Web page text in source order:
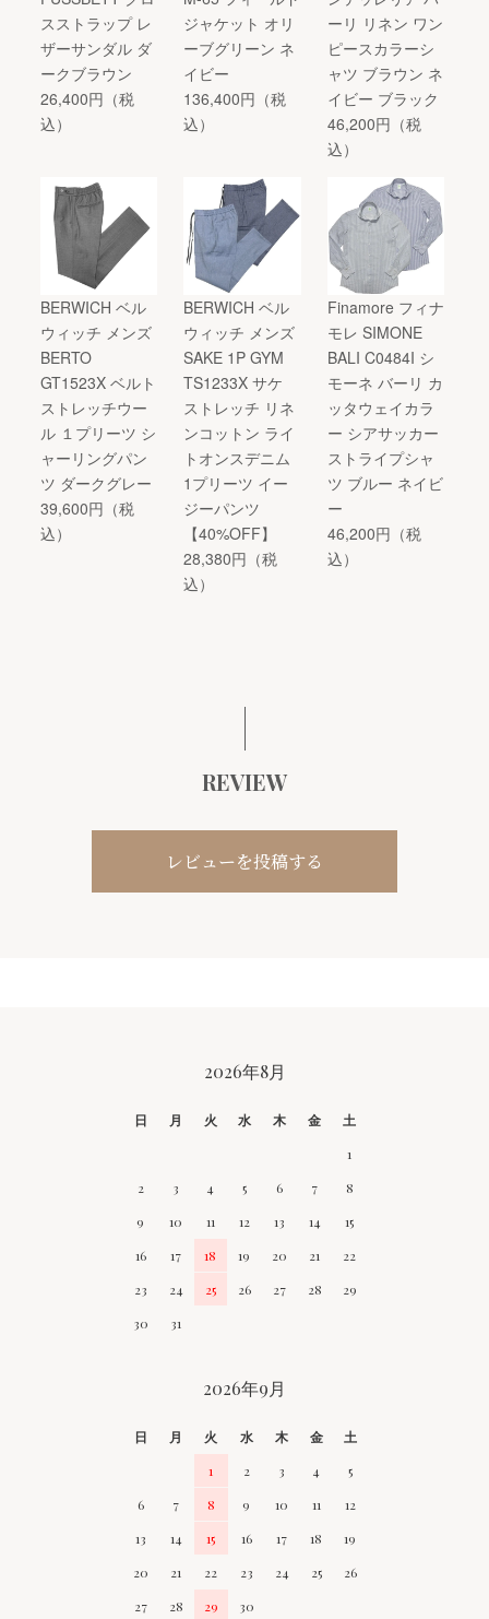
スストラップ レ
ザーサンダル ダ
ークブラウン
26,400円（税
込）
ジャケット オリ
ーブグリーン ネ
イビー
136,400円（税
込）
ーリ リネン ワン
ピースカラーシ
ャツ ブラウン ネ
イビー ブラック
46,200円（税
込）
BERWICH ベル
ウィッチ メンズ
BERTO
GT1523X ベルト
ストレッチウー
ル １プリーツ シ
ャーリングパン
ツ ダークグレー
39,600円（税
込）
BERWICH ベル
ウィッチ メンズ
SAKE 1P GYM
TS1233X サケ
ストレッチ リネ
ンコットン ライ
トオンスデニム
1プリーツ イー
ジーパンツ
【40%OFF】
28,380円（税
込）
Finamore フィナ
モレ SIMONE
BALI C0484I シ
モーネ バーリ カ
ッタウェイカラ
ー シアサッカー
ストライプシャ
ツ ブルー ネイビ
ー
46,200円（税
込）
REVIEW
レビューを投稿する
2026年8月
日 月 火 水 木 金
土
1
2
3 4 5 6 7
8
9
10 11 12 13 14
15
16
17 18 19 20 21
22
23
24 25 26 27 28
29
30
31
2026年9月
日 月 火 水 木 金
土
1
2 3 4
5
6
7 8 9 10 11
12
13
14 15 16 17 18
19
20
21 22 23 24 25
26
27
28 29 30